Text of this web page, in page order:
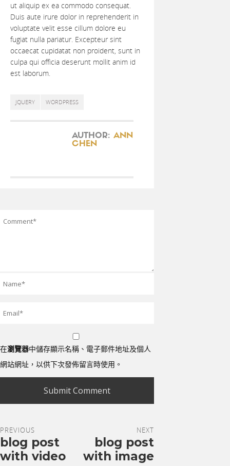
ut aliquip ex ea commodo consequat.
Duis aute irure dolor in reprehenderit in
voluptate velit esse cillum dolore eu
fugiat nulla pariatur. Excepteur sint
occaecat cupidatat non proident, sunt in
culpa qui officia deserunt mollit anim id
est laborum.
JQUERY WORDPRESS
AUTHOR: ANN
CHEN
在瀏覽器中儲存顯示名稱、電子郵件地址及個人
網站網址，以供下次發佈留言時使用。
PREVIOUS
blog post
with video
NEXT
blog post
with image